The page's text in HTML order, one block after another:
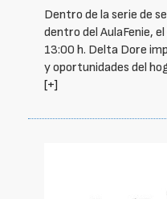
Dentro de la serie de
dentro del AulaFenie,
13:00 h. Delta Dore
y oportunidades del
[+]